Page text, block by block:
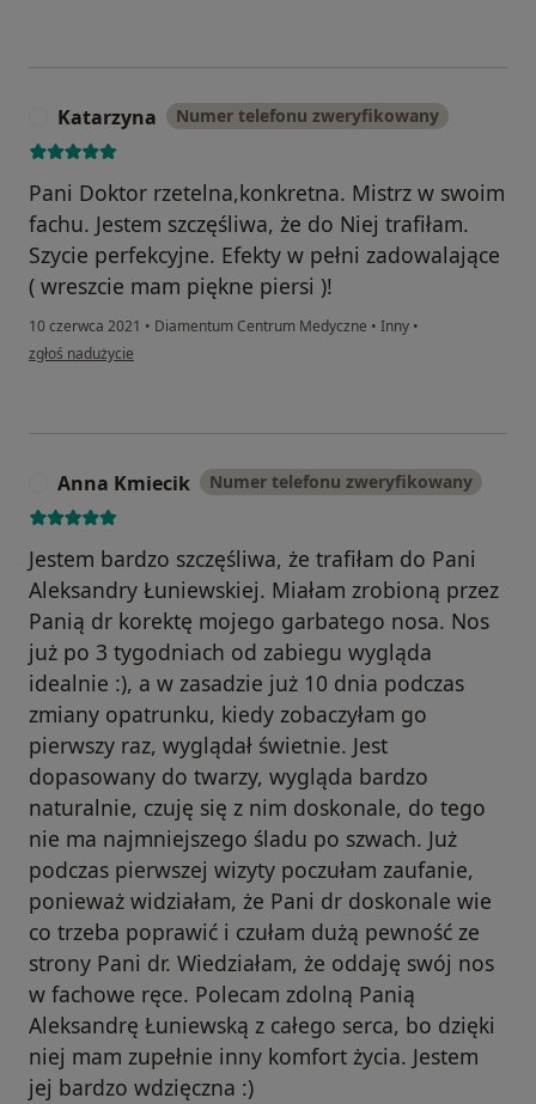
Katarzyna Numer telefonu zweryfikowany
Pani Doktor rzetelna,konkretna. Mistrz w swoim
fachu. Jestem szczęśliwa, że do Niej trafiłam.
Szycie perfekcyjne. Efekty w pełni zadowalające
( wreszcie mam piękne piersi )!
10 czerwca 2021 • Diamentum Centrum Medyczne • Inny •
w opinii użytkownika Katarzyna
zgłoś nadużycie
Anna Kmiecik Numer telefonu zweryfikowany
Jestem bardzo szczęśliwa, że trafiłam do Pani
Aleksandry Łuniewskiej. Miałam zrobioną przez
Panią dr korektę mojego garbatego nosa. Nos
już po 3 tygodniach od zabiegu wygląda
idealnie :), a w zasadzie już 10 dnia podczas
zmiany opatrunku, kiedy zobaczyłam go
pierwszy raz, wyglądał świetnie. Jest
dopasowany do twarzy, wygląda bardzo
naturalnie, czuję się z nim doskonale, do tego
nie ma najmniejszego śladu po szwach. Już
podczas pierwszej wizyty poczułam zaufanie,
ponieważ widziałam, że Pani dr doskonale wie
co trzeba poprawić i czułam dużą pewność ze
strony Pani dr. Wiedziałam, że oddaję swój nos
w fachowe ręce. Polecam zdolną Panią
Aleksandrę Łuniewską z całego serca, bo dzięki
niej mam zupełnie inny komfort życia. Jestem
jej bardzo wdzięczna :)